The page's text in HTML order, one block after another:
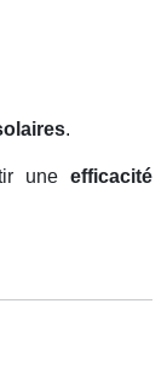
.
uneefficacité